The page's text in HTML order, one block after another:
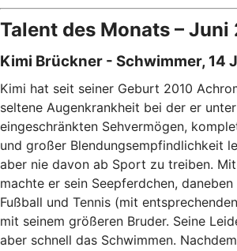
Talent des Monats – Juni
Kimi Brückner - Schwimmer, 14
Kimi hat seit seiner Geburt 2010
seltene Augenkrankheit bei der er
eingeschränkten Sehvermögen,
und großer Blendungsempfindlichkeit
aber nie davon ab Sport zu treiben.
machte er sein Seepferdchen,
Fußball und Tennis (mit
mit seinem größeren Bruder. Seine
aber schnell das Schwimmen.